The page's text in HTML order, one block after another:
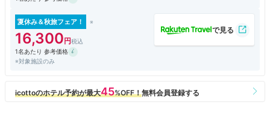
夏休み＆秋旅フェア！
16,300
1名あたり 参考価格
※対象施設のみ